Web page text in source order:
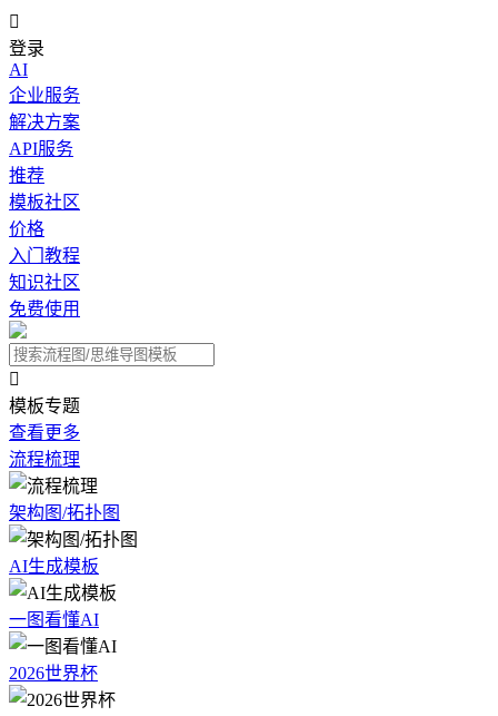

登录
AI
企业服务
解决方案
API服务
推荐
模板社区
价格
入门教程
知识社区
免费使用

模板专题
查看更多
流程梳理
架构图/拓扑图
AI生成模板
一图看懂AI
2026世界杯